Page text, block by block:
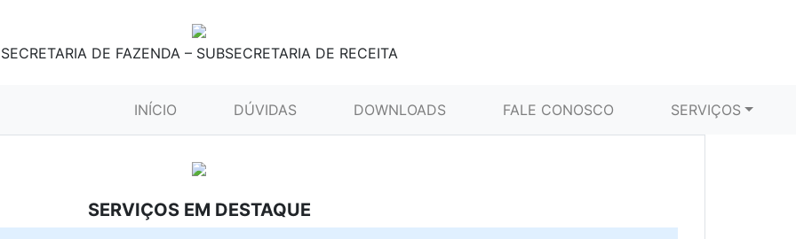
SECRETARIA DE FAZENDA – SUBSECRETARIA DE RECEITA
INÍCIO (CURRENT)DÚVIDAS DOWNLOADS FALE CONOSCO SERVIÇOS
SERVIÇOS EM DESTAQUE